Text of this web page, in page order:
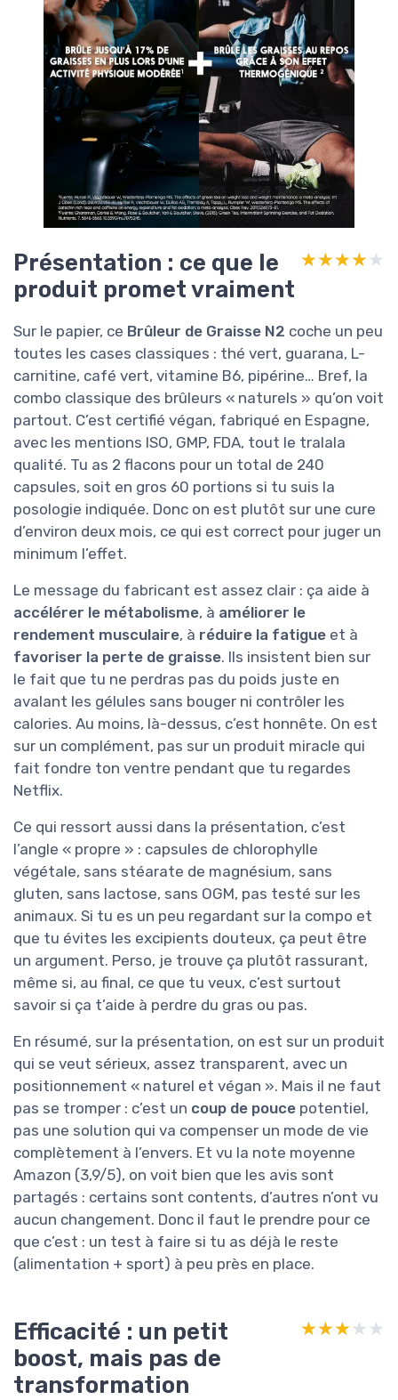
Présentation : ce que le
produit promet vraiment
★★★★★
★★★★★
Sur le papier, ce Brûleur de Graisse N2 coche un peu
toutes les cases classiques : thé vert, guarana, L-
carnitine, café vert, vitamine B6, pipérine… Bref, la
combo classique des brûleurs « naturels » qu’on voit
partout. C’est certifié végan, fabriqué en Espagne,
avec les mentions ISO, GMP, FDA, tout le tralala
qualité. Tu as 2 flacons pour un total de 240
capsules, soit en gros 60 portions si tu suis la
posologie indiquée. Donc on est plutôt sur une cure
d’environ deux mois, ce qui est correct pour juger un
minimum l’effet.
Le message du fabricant est assez clair : ça aide à
accélérer le métabolisme, à améliorer le
rendement musculaire, à réduire la fatigue et à
favoriser la perte de graisse. Ils insistent bien sur
le fait que tu ne perdras pas du poids juste en
avalant les gélules sans bouger ni contrôler les
calories. Au moins, là-dessus, c’est honnête. On est
sur un complément, pas sur un produit miracle qui
fait fondre ton ventre pendant que tu regardes
Netflix.
Ce qui ressort aussi dans la présentation, c’est
l’angle « propre » : capsules de chlorophylle
végétale, sans stéarate de magnésium, sans
gluten, sans lactose, sans OGM, pas testé sur les
animaux. Si tu es un peu regardant sur la compo et
que tu évites les excipients douteux, ça peut être
un argument. Perso, je trouve ça plutôt rassurant,
même si, au final, ce que tu veux, c’est surtout
savoir si ça t’aide à perdre du gras ou pas.
En résumé, sur la présentation, on est sur un produit
qui se veut sérieux, assez transparent, avec un
positionnement « naturel et végan ». Mais il ne faut
pas se tromper : c’est un coup de pouce potentiel,
pas une solution qui va compenser un mode de vie
complètement à l’envers. Et vu la note moyenne
Amazon (3,9/5), on voit bien que les avis sont
partagés : certains sont contents, d’autres n’ont vu
aucun changement. Donc il faut le prendre pour ce
que c’est : un test à faire si tu as déjà le reste
(alimentation + sport) à peu près en place.
Efficacité : un petit
boost, mais pas de
transformation
★★★★★
★★★★★